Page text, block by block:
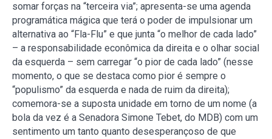
somar forças na “terceira via”; apresenta-se uma agenda
programática mágica que terá o poder de impulsionar um
alternativa ao “Fla-Flu” e que junta “o melhor de cada lado”
– a responsabilidade econômica da direita e o olhar social
da esquerda – sem carregar “o pior de cada lado” (nesse
momento, o que se destaca como pior é sempre o
“populismo” da esquerda e nada de ruim da direita);
comemora-se a suposta unidade em torno de um nome (a
bola da vez é a Senadora Simone Tebet, do MDB) com um
sentimento um tanto quanto desesperançoso de que